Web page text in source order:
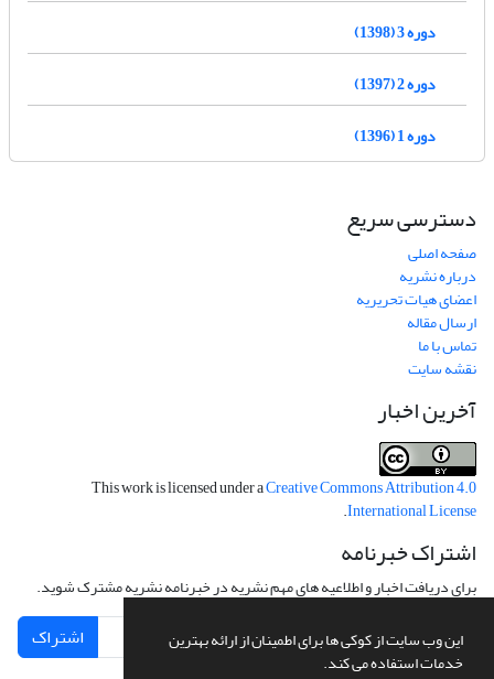
این وب سایت از کوکی ها برای اطمینان از ارائه بهترین
خدمات استفاده می کند.
دوره 3 (1398)
دوره 2 (1397)
دوره 1 (1396)
دسترسی سریع
صفحه اصلی
درباره نشریه
اعضای هیات تحریریه
ارسال مقاله
تماس با ما
نقشه سایت
آخرین اخبار
This work is licensed under aCreative Commons Attribution 4.0
International License
.
اشتراک خبرنامه
برای دریافت اخبار و اطلاعیه های مهم نشریه در خبرنامه نشریه مشترک شوید.
اشتراک